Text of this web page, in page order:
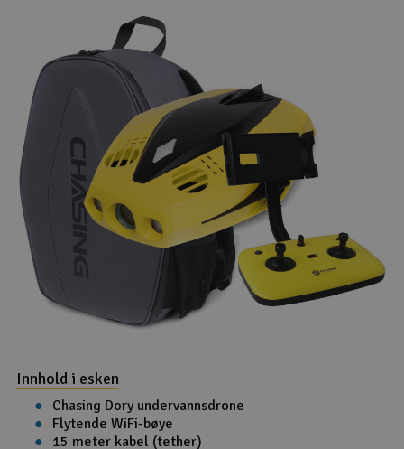
Innhold i esken
Chasing Dory undervannsdrone
Flytende WiFi-bøye
15 meter kabel (tether)